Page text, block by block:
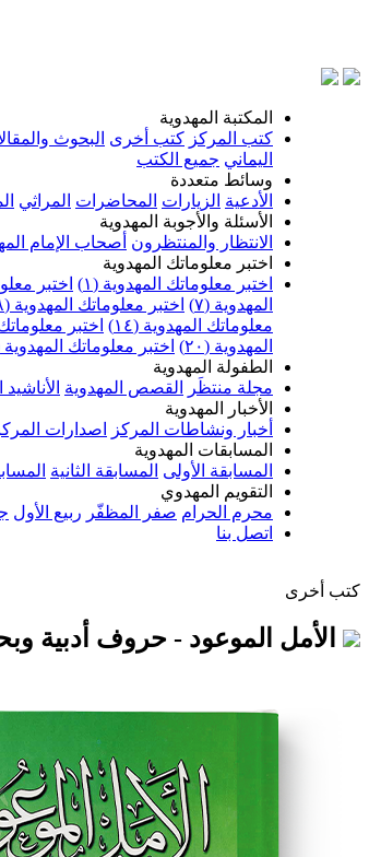
المكتبة المهدوية
كتب المركز كتب أخرى البحوث
اليماني جميع الكتب
وسائط متعددة
الأدعية الزيارات المحاضرات المراثي
الأسئلة والأجوبة المهدوية
الانتظار والمنتظرون أصحاب الإمام
اختبر معلوماتك المهدوية
اختبر معلوماتك المهدوية (١)
اختبر
المهدوية (٧)
اختبر معلوماتك المهدوية (٨)
معلوماتك المهدوية (١٤)
اختبر معلوماتك
المهدوية (٢٠)
اختبر معلوماتك المهدوية
الطفولة المهدوية
مجلة منتظَر
القصص المهدوية
الأخبار المهدوية
أخبار ونشاطات المركز
اصدارات
المسابقات المهدوية
المسابقة الأولى المسابقة الثانية
التقويم المهدوي
محرم الحرام صفر المظفّر ربيع الأول
اتصل بنا
كتب أخرى
الأمل الموعود - حروف أدبية